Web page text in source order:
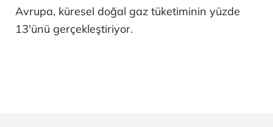
Avrupa, küresel doğal gaz tüketiminin yüzde
13'ünü gerçekleştiriyor.